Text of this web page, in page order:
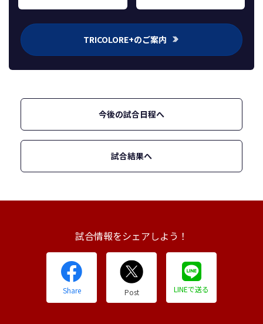
TRICOLORE+のご案内
今後の試合日程へ
試合結果へ
試合情報をシェアしよう！
Share Post LINEで送る